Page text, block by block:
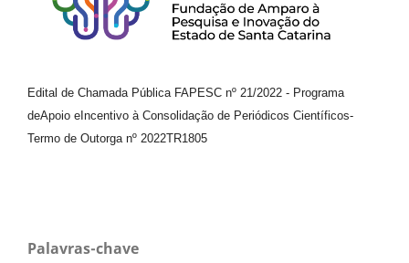
Edital de Chamada Pública FAPESC nº 21/2022 - Programa
deApoio e Incentivo à Consolidação de Periódicos Científicos-
Termo de Outorga nº 2022TR1805
Palavras-chave